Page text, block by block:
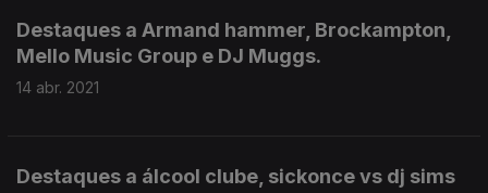
Destaques a Armand hammer, Brockampton,
Mello Music Group e DJ Muggs.
14 abr. 2021
Destaques a álcool clube, sickonce vs dj sims